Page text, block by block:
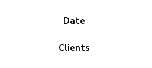
Date
Clients